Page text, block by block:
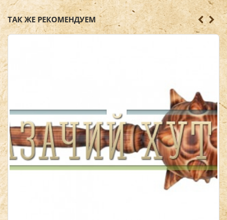
ТАК ЖЕ РЕКОМЕНДУЕМ